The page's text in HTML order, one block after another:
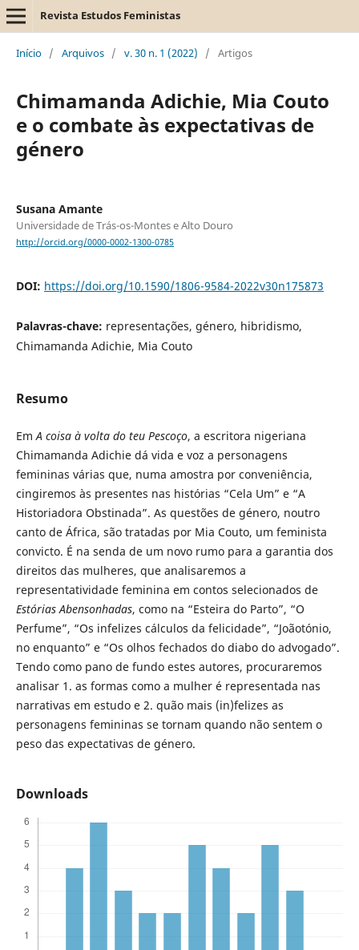
Revista Estudos Feministas
Início / Arquivos / v. 30 n. 1 (2022) / Artigos
Chimamanda Adichie, Mia Couto
e o combate às expectativas de
género
Susana Amante
Universidade de Trás-os-Montes e Alto Douro
http://orcid.org/0000-0002-1300-0785
DOI: https://doi.org/10.1590/1806-9584-2022v30n175873
Palavras-chave: representações, género, hibridismo,
Chimamanda Adichie, Mia Couto
Resumo
EmA coisa à volta do teu Pescoço, a escritora nigeriana
Chimamanda Adichie dá vida e voz a personagens
femininas várias que, numa amostra por conveniência,
cingiremos às presentes nas histórias “Cela Um” e “A
Historiadora Obstinada”. As questões de género, noutro
canto de África, são tratadas por Mia Couto, um feminista
convicto. É na senda de um novo rumo para a garantia dos
direitos das mulheres, que analisaremos a
representatividade feminina em contos selecionados de
Estórias Abensonhadas, como na “Esteira do Parto”, “O
Perfume”, “Os infelizes cálculos da felicidade”, “Joãotónio,
no enquanto” e “Os olhos fechados do diabo do advogado”.
Tendo como pano de fundo estes autores, procuraremos
analisar 1. as formas como a mulher é representada nas
narrativas em estudo e 2. quão mais (in)felizes as
personagens femininas se tornam quando não sentem o
peso das expectativas de género.
Downloads